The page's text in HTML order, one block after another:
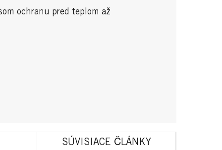
ochranu pred teplom až
SÚVISIACE ČLÁNKY